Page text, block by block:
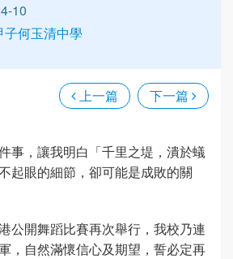
10
子何玉清中學
上一篇 下一篇
事，讓我明白「千里之堤，潰於蟻
起眼的細節，卻可能是成敗的關
公開舞蹈比賽再次舉行，我校乃連
，自然滿懷信心及期望，誓必定再